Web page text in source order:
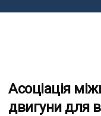
Асоціація
двигуни для